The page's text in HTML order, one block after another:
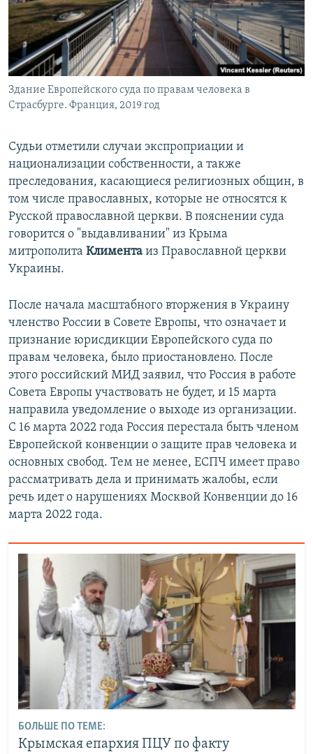
Здание Европейского суда по правам человека в
Страсбурге. Франция, 2019 год
Судьи отметили случаи экспроприации и
национализации собственности, а также
преследования, касающиеся религиозных общин, в
том числе православных, которые не относятся к
Русской православной церкви. В пояснении суда
говорится о "выдавливании" из Крыма
митрополита Климента из Православной церкви
Украины.
После начала масштабного вторжения в Украину
членство России в Совете Европы, что означает и
признание юрисдикции Европейского суда по
правам человека, было приостановлено. После
этого российский МИД заявил, что Россия в работе
Совета Европы участвовать не будет, и 15 марта
направила уведомление о выходе из организации.
С 16 марта 2022 года Россия перестала быть членом
Европейской конвенции о защите прав человека и
основных свобод. Тем не менее, ЕСПЧ имеет право
рассматривать дела и принимать жалобы, если
речь идет о нарушениях Москвой Конвенции до 16
марта 2022 года.
БОЛЬШЕ ПО ТЕМЕ:
Крымская епархия ПЦУ по факту